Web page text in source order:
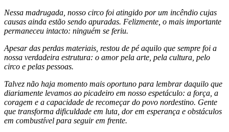
Nessa madrugada, nosso circo foi atingido por um incêndio cujas
causas ainda estão sendo apuradas. Felizmente, o mais importante
permaneceu intacto: ninguém se feriu.
Apesar das perdas materiais, restou de pé aquilo que sempre foi a
nossa verdadeira estrutura: o amor pela arte, pela cultura, pelo
circo e pelas pessoas.
Talvez não haja momento mais oportuno para lembrar daquilo que
diariamente levamos ao picadeiro em nosso espetáculo: a força, a
coragem e a capacidade de recomeçar do povo nordestino. Gente
que transforma dificuldade em luta, dor em esperança e obstáculos
em combustível para seguir em frente.